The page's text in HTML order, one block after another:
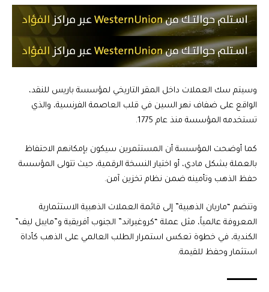
وسيتم سك العملات داخل المقر التاريخي لمؤسسة باريس للنقد،
الواقع على ضفاف نهر السين في قلب العاصمة الفرنسية، والذي
تستخدمه المؤسسة منذ عام 1775.
كما أوضحت المؤسسة أن المستثمرين سيكون بإمكانهم الاحتفاظ
بالعملة بشكل مادي، أو اختيار النسخة الرقمية، حيث تتولى المؤسسة
حفظ الذهب وتأمينه ضمن نظام تخزين آمن.
وتنضم “ماريان الذهبية” إلى قائمة العملات الذهبية الاستثمارية
المعروفة عالمياً، مثل عملة “كروغيراند” الجنوب أفريقية و”مايبل ليف”
الكندية، في خطوة تعكس استمرار الطلب العالمي على الذهب كأداة
استثمار وحفظ للقيمة.